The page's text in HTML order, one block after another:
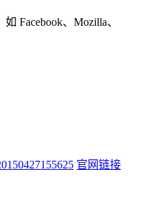
Facebook、Mozilla、
官网链接